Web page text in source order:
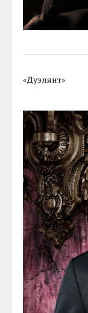
«Дуэлянт»